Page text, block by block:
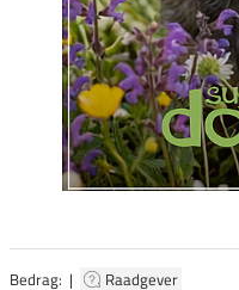
Bedrag: | Raadgever